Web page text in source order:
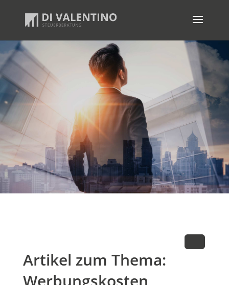
Artikel zum Thema:
Werbungskosten